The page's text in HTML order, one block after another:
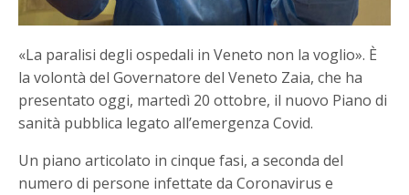
«La paralisi degli ospedali in Veneto non la voglio». È
la volontà del Governatore del Veneto Zaia, che ha
presentato oggi, martedì 20 ottobre, il nuovo Piano di
sanità pubblica legato all’emergenza Covid.
Un piano articolato in cinque fasi, a seconda del
numero di persone infettate da Coronavirus e